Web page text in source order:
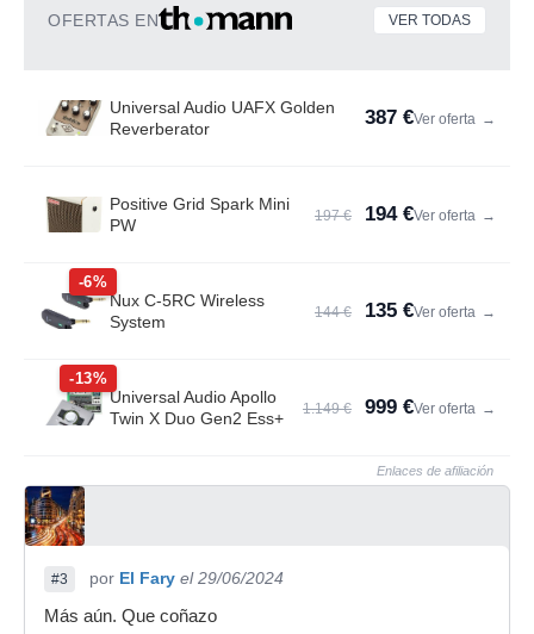
OFERTAS EN VER TODAS
Universal Audio UAFX Golden
Reverberator
387 €Ver oferta →
Positive Grid Spark Mini
PW
197 € 194 €Ver oferta →
-6%
Nux C-5RC Wireless
System
144 € 135 €Ver oferta →
-13%
Universal Audio Apollo
Twin X Duo Gen2 Ess+
1.149 € 999 €Ver oferta →
Enlaces de afiliación
#3 por El Fary el 29/06/2024
Más aún. Que coñazo